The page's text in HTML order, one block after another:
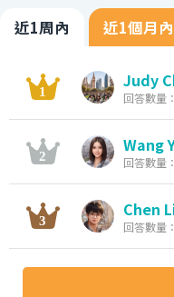
近1周內 近1個月內
Judy
回答數量
Wang
回答數量
Chen
回答數量